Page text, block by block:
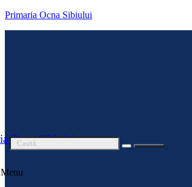
Primaria Ocna Sibiului
Ocna Sibiului
Menu